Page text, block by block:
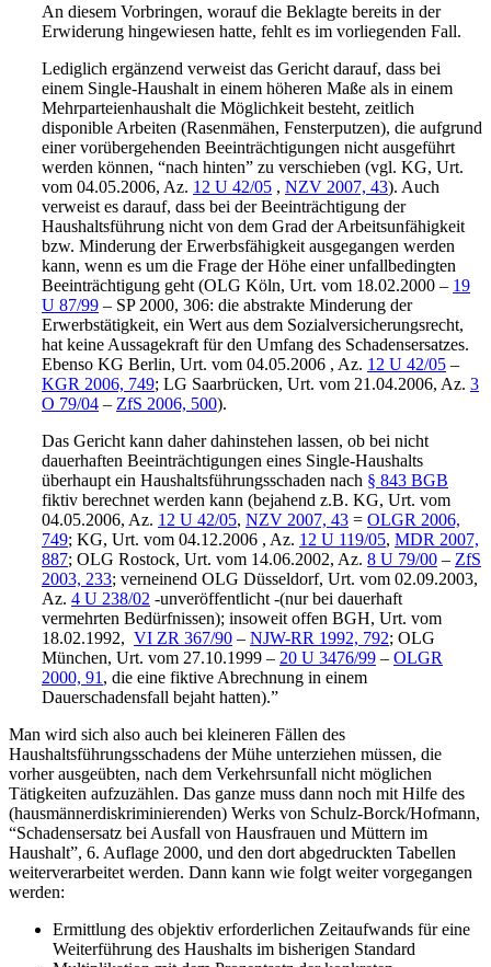
An diesem Vorbringen, worauf die Beklagte bereits in der
Erwiderung hingewiesen hatte, fehlt es im vorliegenden Fall.
Lediglich ergänzend verweist das Gericht darauf, dass bei
einem Single-Haushalt in einem höheren Maße als in einem
Mehrparteienhaushalt die Möglichkeit besteht, zeitlich
disponible Arbeiten (Rasenmähen, Fensterputzen), die aufgrund
einer vorübergehenden Beeinträchtigungen nicht ausgeführt
werden können, “nach hinten” zu verschieben (vgl. KG, Urt.
vom 04.05.2006, Az. 12 U 42/05 , NZV 2007, 43). Auch
verweist es darauf, dass bei der Beeinträchtigung der
Haushaltsführung nicht von dem Grad der Arbeitsunfähigkeit
bzw. Minderung der Erwerbsfähigkeit ausgegangen werden
kann, wenn es um die Frage der Höhe einer unfallbedingten
Beeinträchtigung geht (OLG Köln, Urt. vom 18.02.2000 – 19
U 87/99 – SP 2000, 306: die abstrakte Minderung der
Erwerbstätigkeit, ein Wert aus dem Sozialversicherungsrecht,
hat keine Aussagekraft für den Umfang des Schadensersatzes.
Ebenso KG Berlin, Urt. vom 04.05.2006 , Az. 12 U 42/05 –
KGR 2006, 749; LG Saarbrücken, Urt. vom 21.04.2006, Az. 3
O 79/04 – ZfS 2006, 500).
Das Gericht kann daher dahinstehen lassen, ob bei nicht
dauerhaften Beeinträchtigungen eines Single-Haushalts
überhaupt ein Haushaltsführungsschaden nach § 843 BGB
fiktiv berechnet werden kann (bejahend z.B. KG, Urt. vom
04.05.2006, Az. 12 U 42/05, NZV 2007, 43 = OLGR 2006,
749; KG, Urt. vom 04.12.2006 , Az. 12 U 119/05, MDR 2007,
887; OLG Rostock, Urt. vom 14.06.2002, Az. 8 U 79/00 – ZfS
2003, 233; verneinend OLG Düsseldorf, Urt. vom 02.09.2003,
Az. 4 U 238/02 -unveröffentlicht -(nur bei dauerhaft
vermehrten Bedürfnissen); insoweit offen BGH, Urt. vom
18.02.1992, VI ZR 367/90 – NJW-RR 1992, 792; OLG
München, Urt. vom 27.10.1999 – 20 U 3476/99 – OLGR
2000, 91 , die eine fiktive Abrechnung in einem
Dauerschadensfall bejaht hatten).”
Man wird sich also auch bei kleineren Fällen des
Haushaltsführungsschadens der Mühe unterziehen müssen, die
vorher ausgeübten, nach dem Verkehrsunfall nicht möglichen
Tätigkeiten aufzuzählen. Das ganze muss dann noch mit Hilfe des
(hausmännerdiskriminierenden) Werks von Schulz-Borck/Hofmann,
“Schadensersatz bei Ausfall von Hausfrauen und Müttern im
Haushalt”, 6. Auflage 2000, und den dort abgedruckten Tabellen
weiterverarbeitet werden. Dann kann wie folgt weiter vorgegangen
werden:
Ermittlung des objektiv erforderlichen Zeitaufwands für eine
Weiterführung des Haushalts im bisherigen Standard